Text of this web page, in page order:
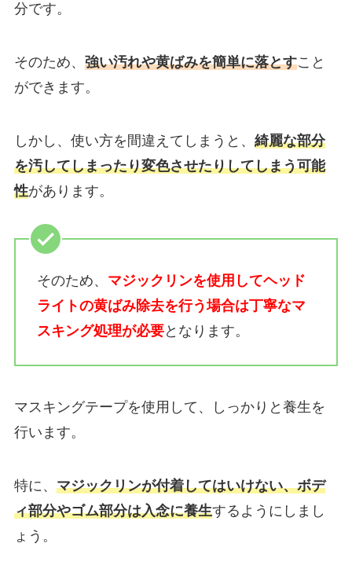
分です。
そのため、 強い汚れや黄ばみを簡単に落とすこと
ができます。
しかし、使い方を間違えてしまうと、 綺麗な部分
を汚してしまったり変色させたりしてしまう可能
性があります。
そのため、 マジックリンを使用してヘッド
ライトの黄ばみ除去を行う場合は丁寧なマ
スキング処理が必要となります。
マスキングテープを使用して、しっかりと養生を
行います。
特に、 マジックリンが付着してはいけない、ボデ
ィ部分やゴム部分は入念に養生するようにしまし
ょう。